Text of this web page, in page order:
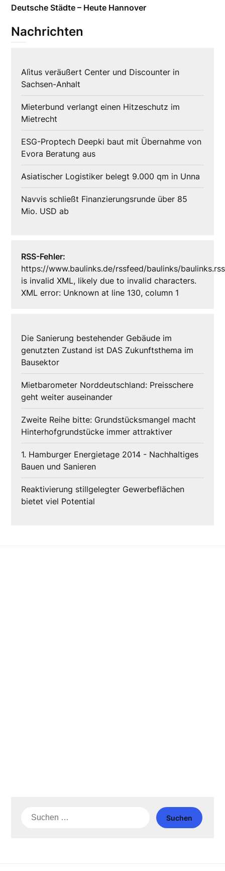
Deutsche Städte – Heute Hannover
Nachrichten
Alìtus veräußert Center und Discounter in
Sachsen-Anhalt
Mieterbund verlangt einen Hitzeschutz im
Mietrecht
ESG-Proptech Deepki baut mit Übernahme von
Evora Beratung aus
Asiatischer Logistiker belegt 9.000 qm in Unna
Navvis schließt Finanzierungsrunde über 85
Mio. USD ab
RSS-Fehler:
https://www.baulinks.de/rssfeed/baulinks/baulinks.rss
is invalid XML, likely due to invalid characters.
XML error: Unknown at line 130, column 1
Die Sanierung bestehender Gebäude im
genutzten Zustand ist DAS Zukunftsthema im
Bausektor
Mietbarometer Norddeutschland: Preisschere
geht weiter auseinander
Zweite Reihe bitte: Grundstücksmangel macht
Hinterhofgrundstücke immer attraktiver
1. Hamburger Energietage 2014 - Nachhaltiges
Bauen und Sanieren
Reaktivierung stillgelegter Gewerbeflächen
bietet viel Potential
Suche